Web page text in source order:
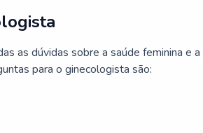
as dúvidas sobre a saúde feminina e a
para o ginecologista são: